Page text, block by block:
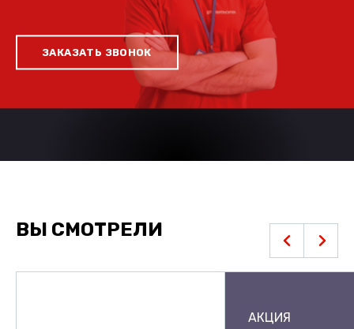
ЗАКАЗАТЬ ЗВОНОК
ВЫ СМОТРЕЛИ
АКЦИЯ